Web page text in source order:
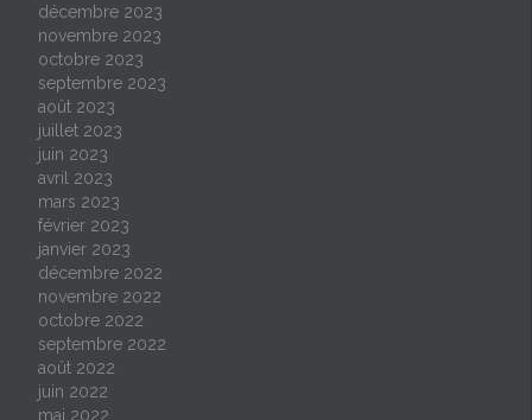
décembre 2023
novembre 2023
octobre 2023
septembre 2023
août 2023
juillet 2023
juin 2023
avril 2023
mars 2023
février 2023
janvier 2023
décembre 2022
novembre 2022
octobre 2022
septembre 2022
août 2022
juin 2022
mai 2022